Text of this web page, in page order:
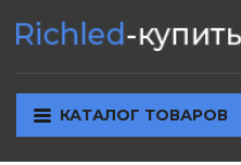
КАТАЛОГ ТОВАРОВ